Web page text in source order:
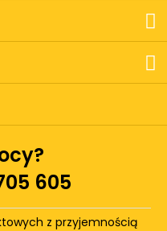
605
z przyjemnością